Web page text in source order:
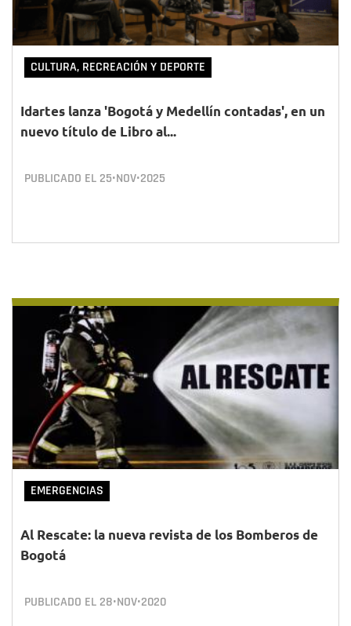
CULTURA, RECREACIÓN Y DEPORTE
Idartes lanza 'Bogotá y Medellín contadas', en un
nuevo título de Libro al...
PUBLICADO EL 25•NOV•2025
EMERGENCIAS
Al Rescate: la nueva revista de los Bomberos de
Bogotá
PUBLICADO EL 28•NOV•2020